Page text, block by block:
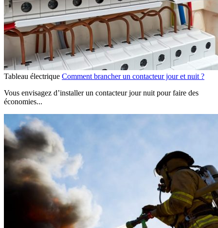
Tableau électrique Comment brancher un contacteur jour et nuit ?
Vous envisagez d’installer un contacteur jour nuit pour faire des
économies...